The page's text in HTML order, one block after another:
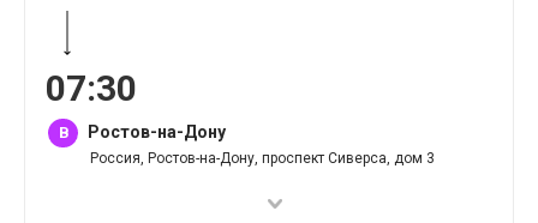
07:30
B Ростов-на-Дону
Россия, Ростов-на-Дону, проспект Сиверса, дом 3